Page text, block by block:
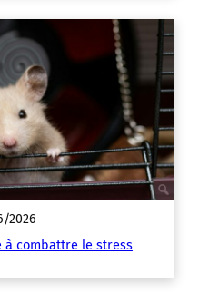
2026
à combattre le stress